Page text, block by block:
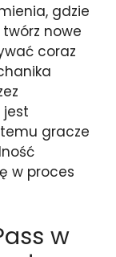
gdzie
nowe
coraz
jest
gracze
w proces
w